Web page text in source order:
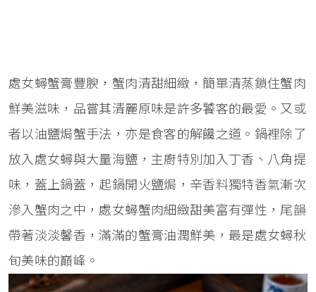
處女蟳蟹膏豐腴，蟹肉清甜細緻，簡單清蒸鎖住蟹肉
鮮美滋味，品嘗其清麗原味是許多饕客的最愛。又或
者以油鹽焗蟹手法，亦是食客的解饞之道。鍋裡除了
放入處女蟳與大量海鹽，主廚特別加入丁香、八角提
味，蓋上鍋蓋，起鍋開火鹽焗，辛香料獨特香氣漸次
滲入蟹肉之中，處女蟳蟹肉細緻甜美富有彈性，尾韻
帶著淡淡馨香，滿滿的蟹膏油潤鮮美，最是處女蟳秋
旬美味的巔峰。